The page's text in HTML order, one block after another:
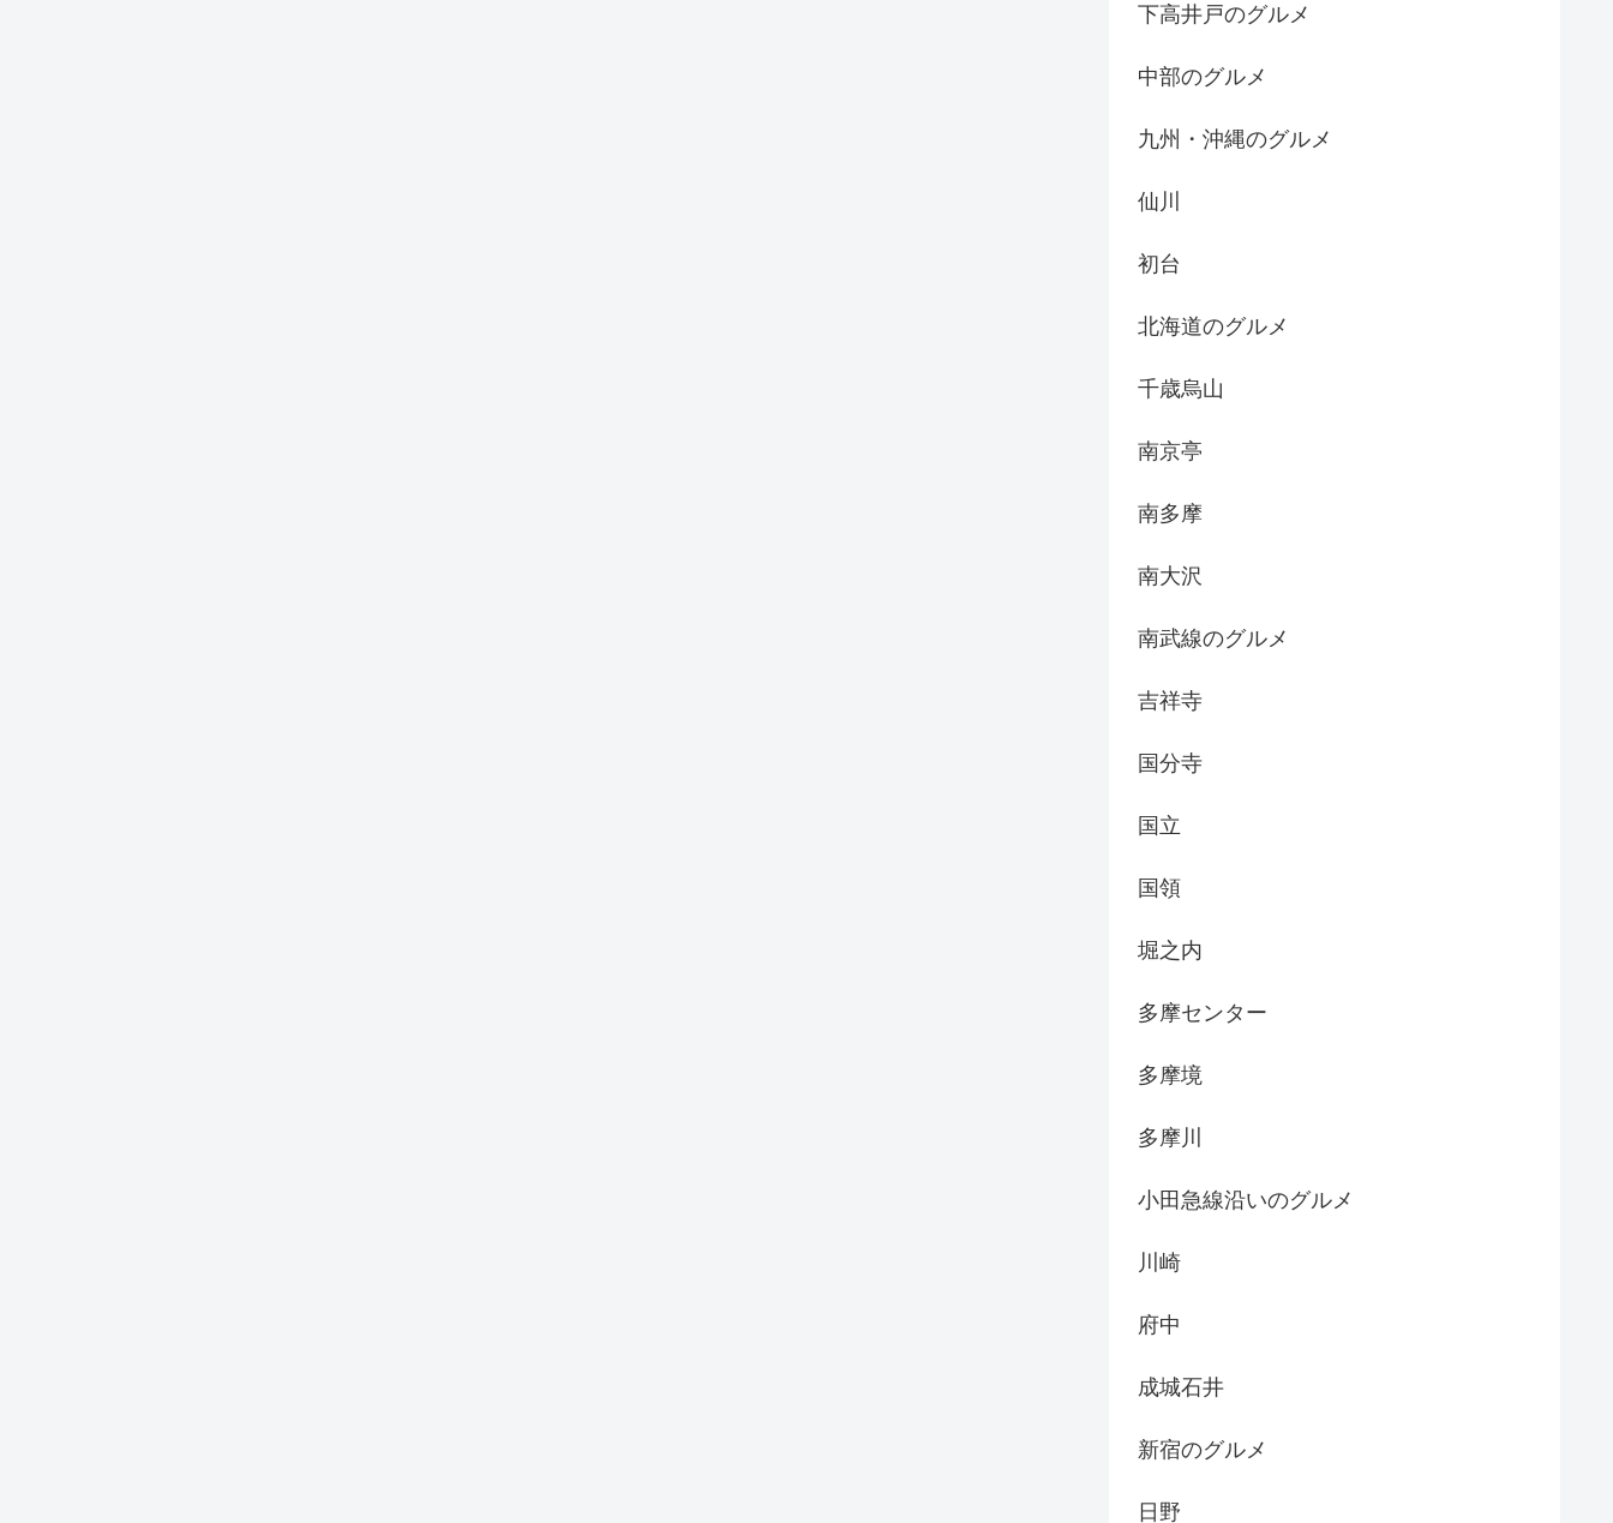
下高井戸のグルメ
中部のグルメ
九州・沖縄のグルメ
仙川
初台
北海道のグルメ
千歳烏山
南京亭
南多摩
南大沢
南武線のグルメ
吉祥寺
国分寺
国立
国領
堀之内
多摩センター
多摩境
多摩川
小田急線沿いのグルメ
川崎
府中
成城石井
新宿のグルメ
日野